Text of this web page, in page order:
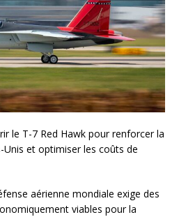
le T-7 Red Hawk pour renforcer la
et optimiser les coûts de
aérienne mondiale exige des
viables pour la